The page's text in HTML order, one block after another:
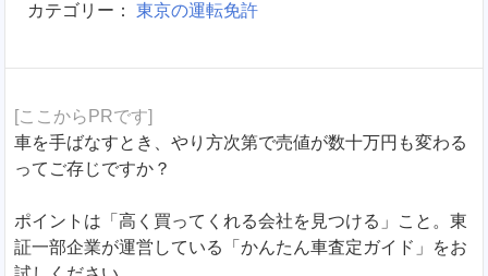
カテゴリー： 東京の運転免許
[ここからPRです]
車を手ばなすとき、やり方次第で売値が数十万円も変わる
ってご存じですか？
ポイントは「高く買ってくれる会社を見つける」こと。東
証一部企業が運営している「かんたん車査定ガイド」をお